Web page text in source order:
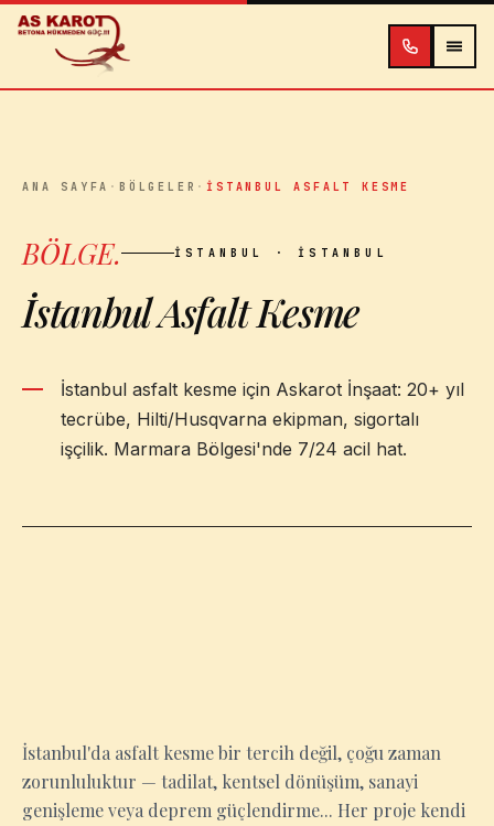
İçeriğe atla
ANA SAYFA ·BÖLGELER · İSTANBUL ASFALT KESME
BÖLGE. İSTANBUL · İSTANBUL
İstanbul Asfalt Kesme
İstanbul asfalt kesme için Askarot İnşaat: 20+ yıl
tecrübe, Hilti/Husqvarna ekipman, sigortalı
işçilik. Marmara Bölgesi'nde 7/24 acil hat.
İstanbul'da asfalt kesme bir tercih değil, çoğu zaman
zorunluluktur — tadilat, kentsel dönüşüm, sanayi
genişleme veya deprem güçlendirme... Her proje kendi